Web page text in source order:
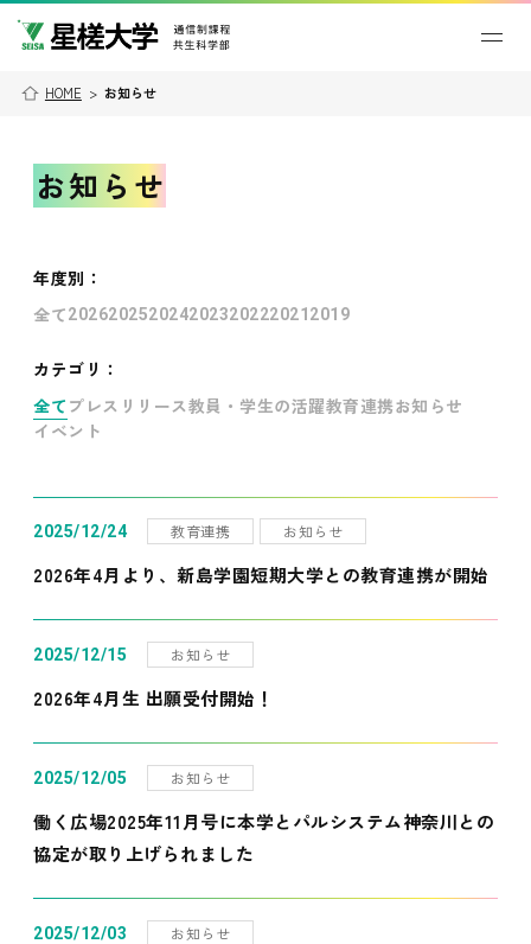
HOME > お知らせ
お知らせ
年度別 ：
全て202620252024202320222021 2019
カテゴリ：
全て プレスリリース教員・学生の活躍教育連携お知らせ
イベント
2025/12/24 教育連携 お知らせ
2026年4月より、新島学園短期大学との教育連携が開始
2025/12/15 お知らせ
2026年4月生 出願受付開始！
2025/12/05 お知らせ
働く広場2025年11月号に本学とパルシステム神奈川との
協定が取り上げられました
2025/12/03 お知らせ